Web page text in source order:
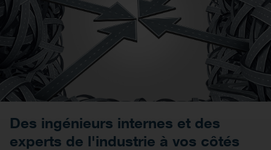
Des ingénieurs internes et des
experts de l'industrie à vos côtés